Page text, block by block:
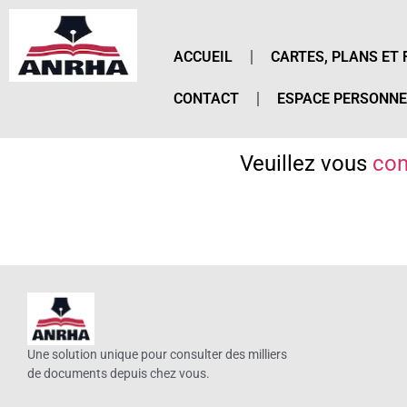
ACCUEIL CARTES, PLANS ET
CONTACT ESPACE
Veuillez vous
Une solution unique pour consulter des milliers
de documents depuis chez vous.